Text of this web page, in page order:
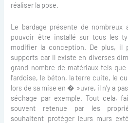
réaliser la pose.
Le bardage présente de nombreux
pouvoir être installé sur tous les
modifier la conception. De plus, il
supports car il existe en diverses
grand nombre de matériaux tels
l’ardoise, le béton, la terre cuite, le
lors de sa mise en � »uvre, il n’y a
séchage par exemple. Tout cela,
souvent retenue par les
souhaitent protéger leurs murs